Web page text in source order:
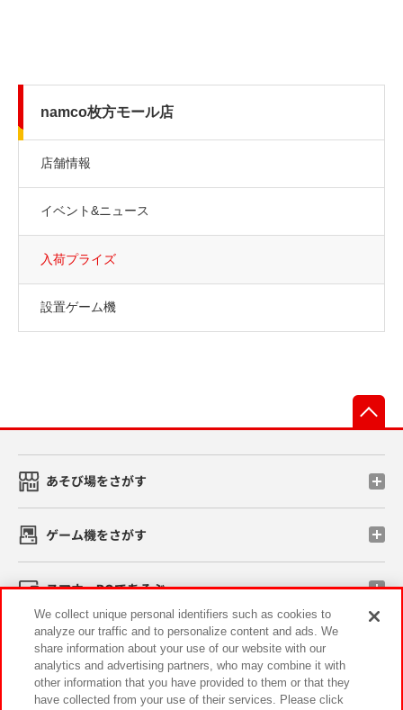
namco枚方モール店
店舗情報
イベント&ニュース
入荷プライズ
設置ゲーム機
あそび場をさがす
ゲーム機をさがす
スマホ・PCであそぶ
イベント・キャンペーン
We collect unique personal identifiers such as cookies to
analyze our traffic and to personalize content and ads. We
share information about your use of our website with our
analytics and advertising partners, who may combine it with
other information that you have provided to them or that they
have collected from your use of their services. Please click